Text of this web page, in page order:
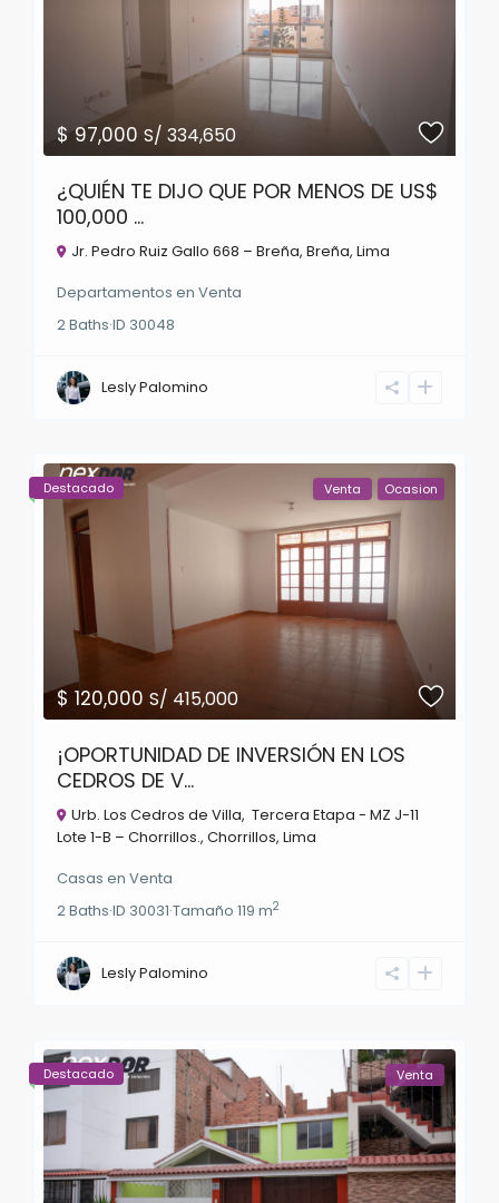
$ 97,000S/ 334,650
¿QUIÉN TE DIJO QUE POR MENOS DE US$
100,000 ...
Jr. Pedro Ruiz Gallo 668 – Breña,Breña,Lima
Departamentos enVenta
2Baths·ID 30048
Lesly Palomino
$ 120,000S/ 415,000
Venta Ocasion
Destacado
¡OPORTUNIDAD DE INVERSIÓN EN LOS
CEDROS DE V...
Urb. Los Cedros de Villa, Tercera Etapa - MZ J-11
Lote 1-B – Chorrillos.,Chorrillos,Lima
Casas enVenta
2Baths·ID 30031·Tamaño119 m2
Lesly Palomino
Venta
Destacado